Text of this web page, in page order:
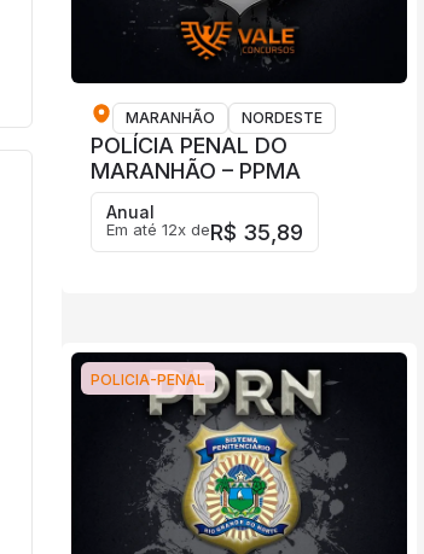
MARANHÃO NORDESTE
POLÍCIA PENAL DO
MARANHÃO – PPMA
Anual
Em até 12x deR$ 35,89
POLICIA-PENAL